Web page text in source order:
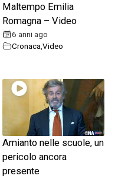
Maltempo Emilia
Romagna – Video
6 anni ago
Cronaca ,Video
Amianto nelle scuole, un
pericolo ancora
presente